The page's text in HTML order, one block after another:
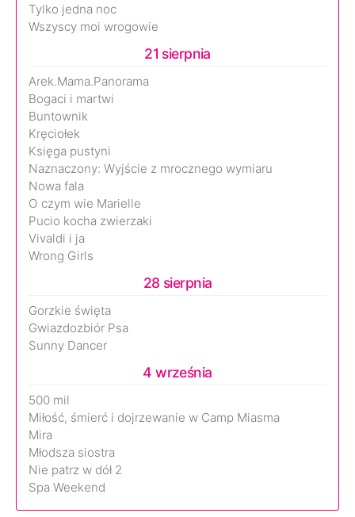
Tylko jedna noc
Wszyscy moi wrogowie
21 sierpnia
Arek.Mama.Panorama
Bogaci i martwi
Buntownik
Kręciołek
Księga pustyni
Naznaczony: Wyjście z mrocznego wymiaru
Nowa fala
O czym wie Marielle
Pucio kocha zwierzaki
Vivaldi i ja
Wrong Girls
28 sierpnia
Gorzkie święta
Gwiazdozbiór Psa
Sunny Dancer
4 września
500 mil
Miłość, śmierć i dojrzewanie w Camp Miasma
Mira
Młodsza siostra
Nie patrz w dół 2
Spa Weekend